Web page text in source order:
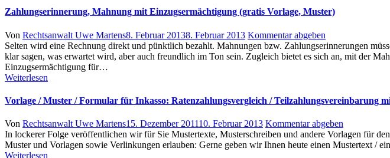
Zahlungserinnerung, Mahnung mit Einzugsermächtigung (gratis Vorlage, Muster)
Author
Von Rechtsanwalt Uwe MartensPosted
on
8. Februar 20138. Februar 2013 Kommentar abgeben
Selten wird eine Rechnung direkt und pünktlich bezahlt. Mahnungen bzw. Zahlungserinnerungen
klar sagen, was erwartet wird, aber auch freundlich im Ton sein. Zugleich bietet es sich an, mit der
Einzugsermächtigung für…
Weiterlesen
Vorlage / Muster / Formular für Inkasso: Ratenzahlungsvergleich / Teilzahlungsvereinbarung
Author
Von Rechtsanwalt Uwe MartensPosted
on
15. Dezember 201110. Februar 2013 Kommentar abgeben
In lockerer Folge veröffentlichen wir für Sie Mustertexte, Musterschreiben und andere Vorlagen für
Muster und Vorlagen sowie Verlinkungen erlauben: Gerne geben wir Ihnen heute einen Mustertext /
Weiterlesen